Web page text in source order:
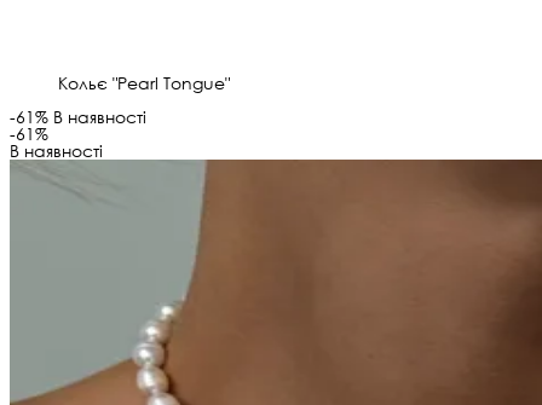
Кольє "Pearl Tongue"
-61% В наявності
-61%
В наявності